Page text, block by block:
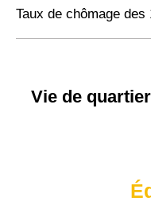
Taux de chômage des
Vie de